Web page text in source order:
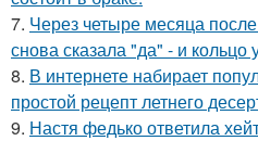
7. Через четыре месяца
снова сказала "да" - и кольцо
8. В интернете набирает
простой рецепт летнего
9. Настя федько ответила